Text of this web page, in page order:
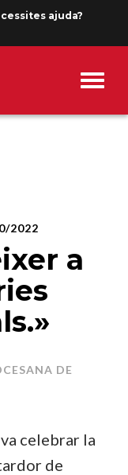
ajuda?
2022
a
DE
celebrar la
de